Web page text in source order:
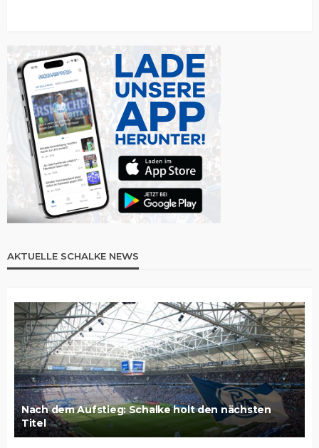
AKTUELLE SCHALKE NEWS
Nach dem Aufstieg: Schalke holt den nächsten
Titel